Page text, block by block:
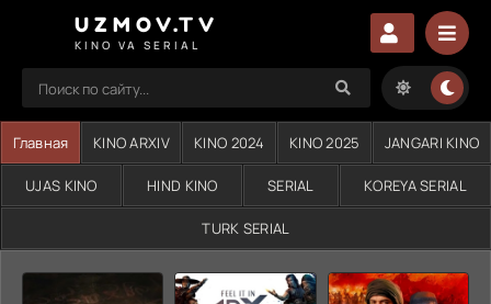
UZMOV.TV
KINO VA SERIAL
Главная KINO ARXIV KINO 2024 KINO 2025 JANGARI KINO
UJAS KINO HIND KINO SERIAL KOREYA SERIAL
TURK SERIAL